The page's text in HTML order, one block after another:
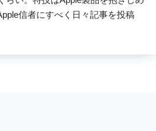
信者にすべく日々記事を投稿